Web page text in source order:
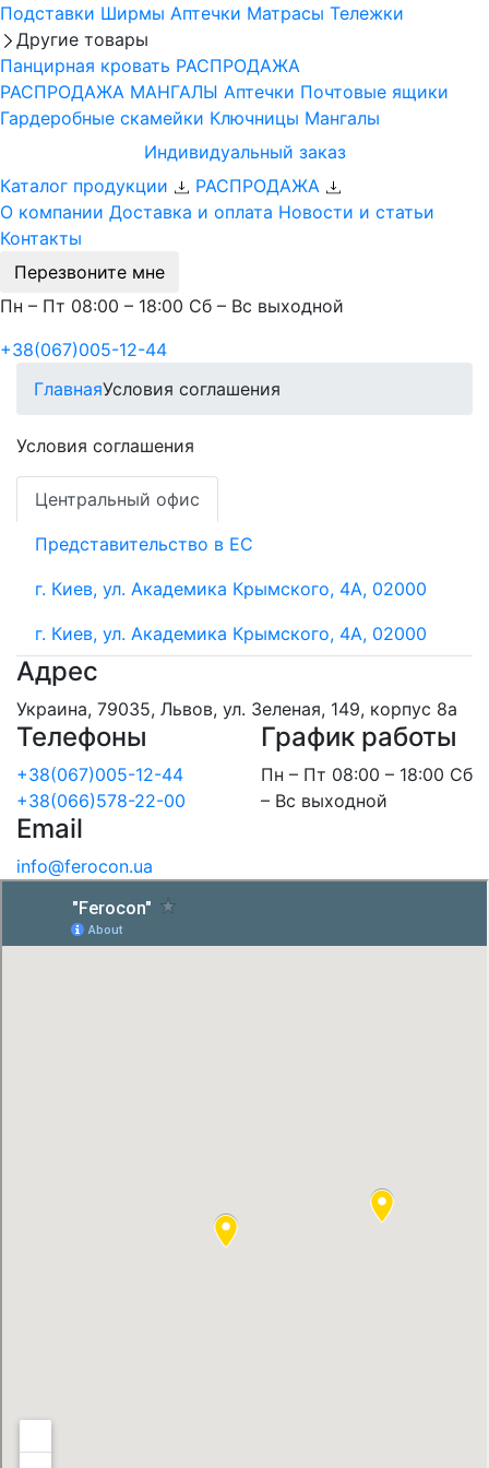
Подставки Ширмы Аптечки Матрасы Тележки
Другие товары
Панцирная кровать РАСПРОДАЖА
РАСПРОДАЖА МАНГАЛЫ Аптечки Почтовые ящики
Гардеробные скамейки Ключницы Мангалы
Индивидуальный заказ
Каталог продукции
РАСПРОДАЖА
О компании Доставка и оплата Новости и статьи
Контакты
Перезвоните мне
Пн – Пт 08:00 – 18:00 Сб – Вс выходной
+38(067)005-12-44
ГлавнаяУсловия соглашения
Условия соглашения
Центральный офис
Представительство в ЕС
г. Киев, ул. Академика Крымского, 4А, 02000
г. Киев, ул. Академика Крымского, 4А, 02000
Адрес
Украина, 79035, Львов, ул. Зеленая, 149, корпус 8а
Телефоны
+38(067)005-12-44
+38(066)578-22-00
График работы
Пн – Пт 08:00 – 18:00 Сб
– Вс выходной
Email
info@ferocon.ua